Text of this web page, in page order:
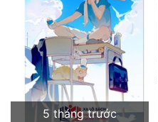
5 tháng trước